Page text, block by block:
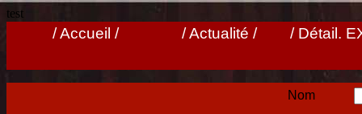
test
/ Accueil / / Actualité / / Détail.
Nom